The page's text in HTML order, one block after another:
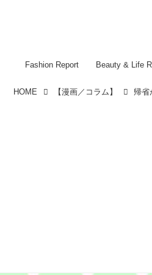
Fashion Report Beauty & Life
HOME 【漫画／コラム】 帰省